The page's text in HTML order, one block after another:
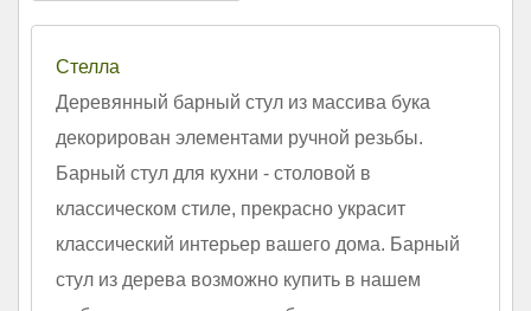
Стелла
Деревянный барный стул из массива бука
декорирован элементами ручной резьбы.
Барный стул для кухни - столовой в
классическом стиле, прекрасно украсит
классический интерьер вашего дома. Барный
стул из дерева возможно купить в нашем